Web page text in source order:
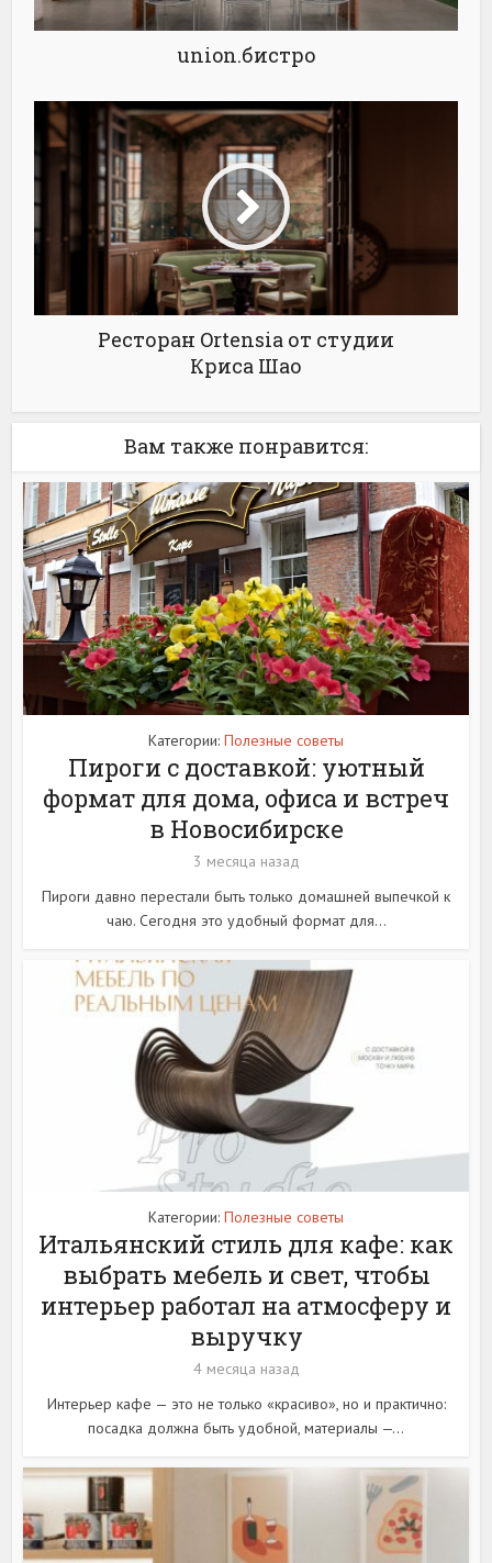
union.бистро
Ресторан Ortensia от студии
Криса Шао
Вам также понравится:
Категории: Полезные советы
Пироги с доставкой: уютный
формат для дома, офиса и встреч
в Новосибирске
3 месяца назад
Пироги давно перестали быть только домашней выпечкой к
чаю. Сегодня это удобный формат для...
Категории: Полезные советы
Итальянский стиль для кафе: как
выбрать мебель и свет, чтобы
интерьер работал на атмосферу и
выручку
4 месяца назад
Интерьер кафе — это не только «красиво», но и практично:
посадка должна быть удобной, материалы —...